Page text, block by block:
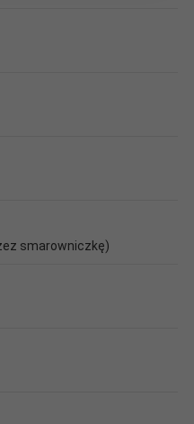
smarowniczkę)